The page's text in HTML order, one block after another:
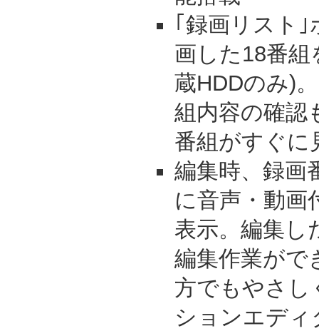
｢録画リスト
画した18番組
蔵HDDのみ)
組内容の確認
番組がすぐに
編集時、録画
に音声・動画
表示。編集し
編集作業がで
方でもやさし
ションエディ